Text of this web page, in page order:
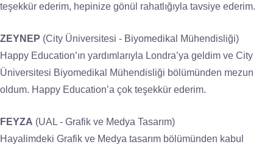
teşekkür ederim, hepinize gönül rahatlığıyla tavsiye ederim.
ZEYNEP (City Üniversitesi - Biyomedikal Mühendisliği)
Happy Education’ın yardımlarıyla Londra’ya geldim ve City
Üniversitesi Biyomedikal Mühendisliği bölümünden mezun
oldum. Happy Education’a çok teşekkür ederim.
FEYZA (UAL - Grafik ve Medya Tasarım)
Hayalimdeki Grafik ve Medya tasarım bölümünden kabul